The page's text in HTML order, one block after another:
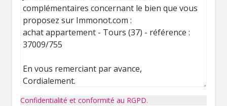
Confidentialité et conformité au RGPD.